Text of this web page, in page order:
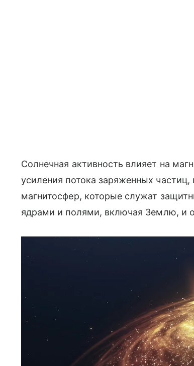
Солнечная активность влияет на
усиления потока заряженных
магнитосфер, которые служат
ядрами и полями, включая Землю, и